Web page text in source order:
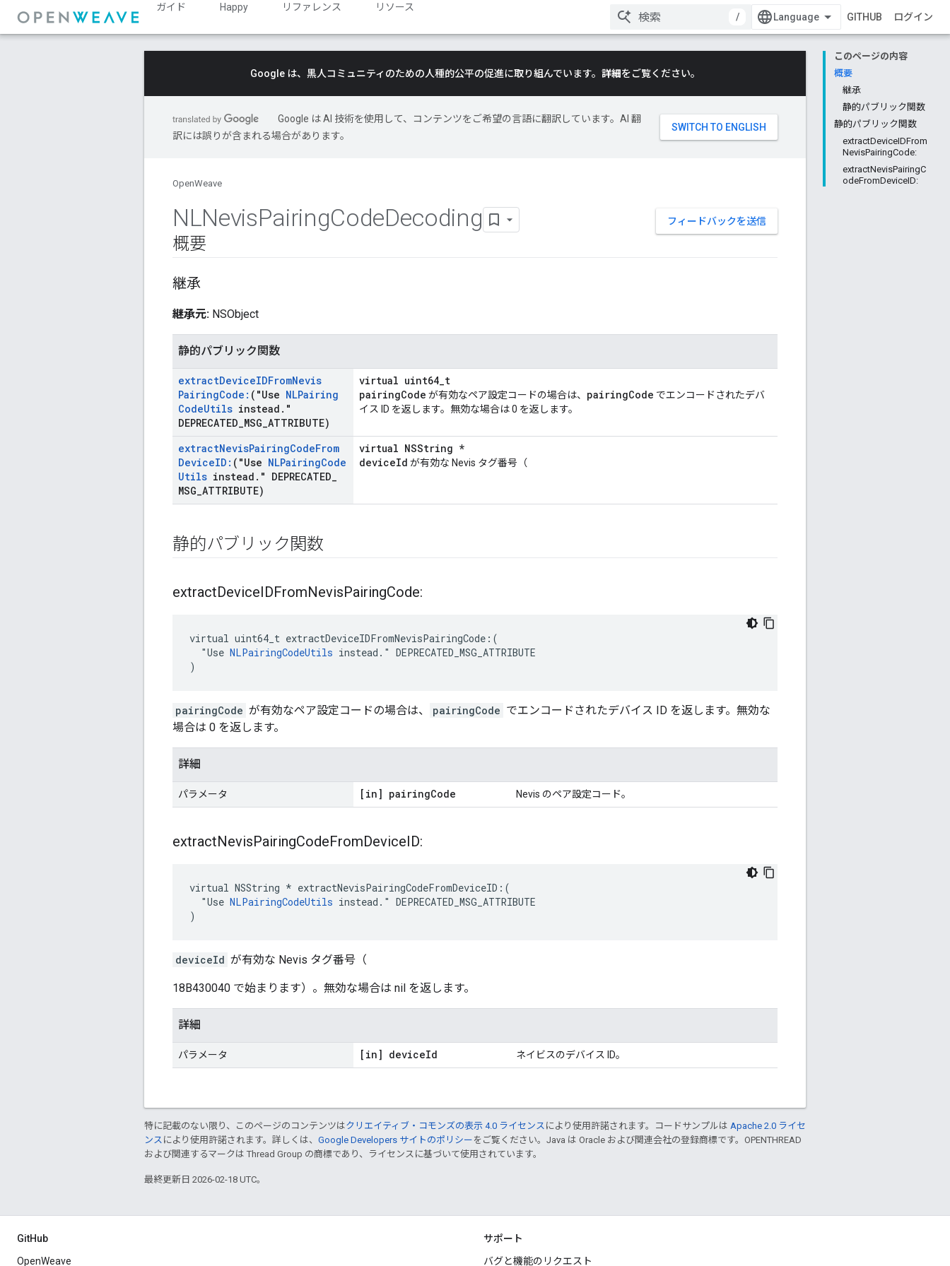
ガイド Happy リファレンス
リソース
/
GITHUB ログイン
このページの内容
概要
継承
静的パブリック関数
静的パブリック関数
extractDeviceIDFrom
NevisPairingCode:
extractNevisPairingC
odeFromDeviceID:
Google は、黒人コミュニティのための人種的公平の促進に取り組んでいます。 詳細をご覧ください。
Google は AI 技術を使用して、コンテンツをご希望の言語に翻訳しています。AI 翻
訳には誤りが含まれる場合があります。
OpenWeave
フィードバックを送信
NLNevisPairingCodeDecoding
概要
継承
継承元: NSObject
静的パブリック関数
extractDeviceIDFromNevis
PairingCode: ("Use NLPairing
CodeUtils instead . "
DEPRECATED MSG ATTRIBUTE)
virtual uint64_t
pairingCode が有効なペア設定コードの場合は、 pairingCode でエンコードされたデバ
イス ID を返します。無効な場合は 0 を返します。
extractNevisPairingCodeFrom
DeviceID: ("Use NLPairingCode
Utils instead . " DEPRECATED
MSG ATTRIBUTE)
virtual NSString *
deviceId が有効な Nevis タグ番号（
静的パブリック関数
extractDeviceIDFromNevisPairingCode:
virtual uint64_t extractDeviceIDFromNevisPairingCode:(
  "Use
NLPairingCodeUtils instead." DEPRECATED_MSG_ATTRIBUTE
)
pairingCode が有効なペア設定コードの場合は、 pairingCode でエンコードされたデバイス ID を返します。無効な
場合は 0 を返します。
詳細
パラメータ [in] pairingCode Nevis のペア設定コード。
extractNevisPairingCodeFromDeviceID:
virtual NSString * extractNevisPairingCodeFromDeviceID:(
  "Use
NLPairingCodeUtils instead." DEPRECATED_MSG_ATTRIBUTE
)
deviceId が有効な Nevis タグ番号（
18B430040 で始まります）。無効な場合は nil を返します。
詳細
パラメータ [in] deviceId ネイビスのデバイス ID。
特に記載のない限り、このページのコンテンツはクリエイティブ・コモンズの表示 4.0 ライセンス により使用許諾されます。コードサンプルは Apache 2.0 ライセ
ンス により使用許諾されます。詳しくは、 Google Developers サイトのポリシー をご覧ください。Java は Oracle および関連会社の登録商標です。OPENTHREAD
および関連するマークは Thread Group の商標であり、ライセンスに基づいて使用されています。
最終更新日 2026-02-18 UTC。
GitHub
OpenWeave
サポート
バグと機能のリクエスト